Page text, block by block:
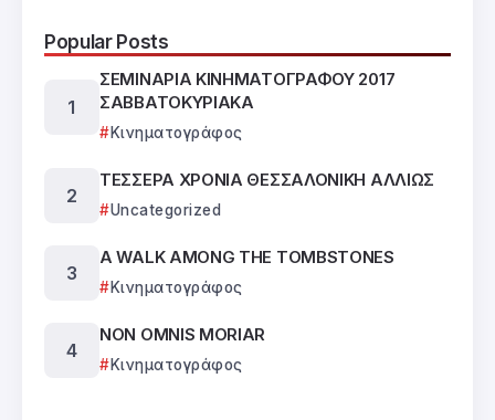
Popular Posts
ΣΕΜΙΝΑΡΙΑ ΚΙΝΗΜΑΤΟΓΡΑΦΟΥ 2017
ΣΑΒΒΑΤΟΚΥΡΙΑΚΑ
Κινηματογράφος
ΤΕΣΣΕΡΑ ΧΡΟΝΙΑ ΘΕΣΣΑΛΟΝΙΚΗ ΑΛΛΙΩΣ
Uncategorized
A WALK AMONG THE TOMBSTONES
Κινηματογράφος
NON OMNIS MORIAR
Κινηματογράφος